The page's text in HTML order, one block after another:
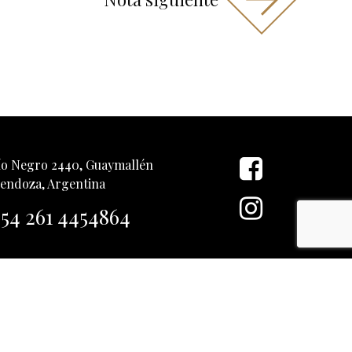
Negro 2440, Guaymallén
Argentina
261 4454864